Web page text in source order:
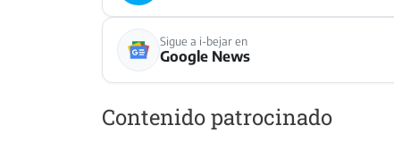
Sigue a i-bejar en
Google News
Contenido patrocinado